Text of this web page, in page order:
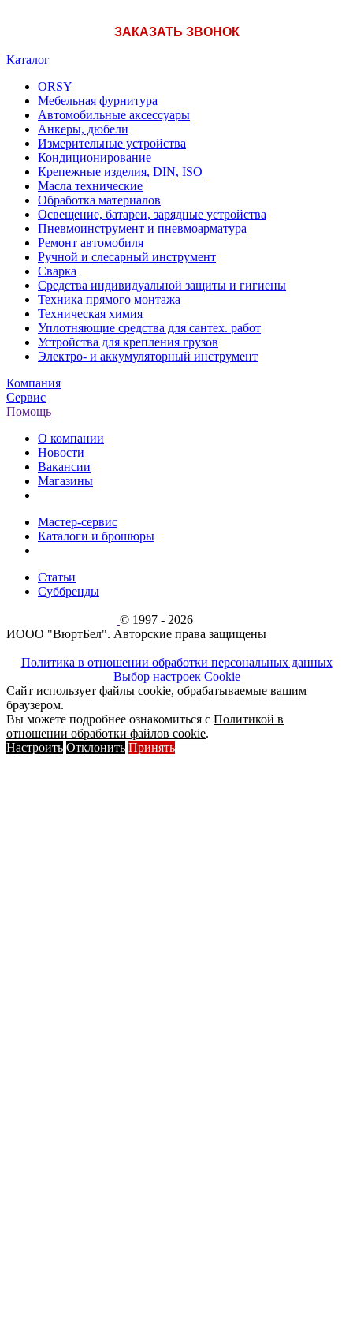
ЗАКАЗАТЬ ЗВОНОК
Каталог
ORSY
Мебельная фурнитура
Автомобильные аксессуары
Анкеры, дюбели
Измерительные устройства
Кондиционирование
Крепежные изделия, DIN, ISO
Масла технические
Обработка материалов
Освещение, батареи, зарядные устройства
Пневмоинструмент и пневмоарматура
Ремонт автомобиля
Ручной и слесарный инструмент
Сварка
Средства индивидуальной защиты и гигиены
Техника прямого монтажа
Техническая химия
Уплотняющие средства для сантех. работ
Устройства для крепления грузов
Электро- и аккумуляторный инструмент
Компания
Сервис
Помощь
О компании
Новости
Вакансии
Магазины
Мастер-сервис
Каталоги и брошюры
Статьи
Суббренды
© 1997 - 2026
ИООО "ВюртБел". Авторские права защищены
Политика в отношении обработки персональных данных
Выбор настроек Cookie
Сайт использует файлы cookie, обрабатываемые вашим
браузером.
Вы можете подробнее ознакомиться с Политикой в
отношении обработки файлов cookie.
Настроить Отклонить Принять